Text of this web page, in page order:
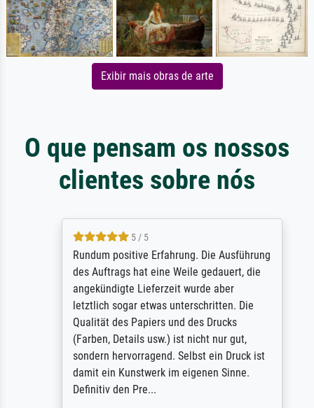
Exibir mais obras de arte
O que pensam os nossos
clientes sobre nós
5 / 5
Rundum positive Erfahrung. Die Ausführung
des Auftrags hat eine Weile gedauert, die
angekündigte Lieferzeit wurde aber
letztlich sogar etwas unterschritten. Die
Qualität des Papiers und des Drucks
(Farben, Details usw.) ist nicht nur gut,
sondern hervorragend. Selbst ein Druck ist
damit ein Kunstwerk im eigenen Sinne.
Definitiv den Pre...